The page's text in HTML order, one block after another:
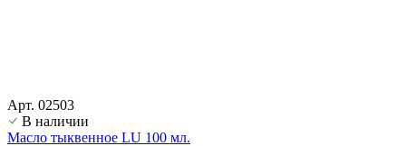
Арт. 02503
В наличии
Масло тыквенное LU 100 мл.